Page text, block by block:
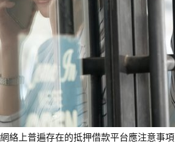
網絡上普遍存在的抵押借款平台應注意事項